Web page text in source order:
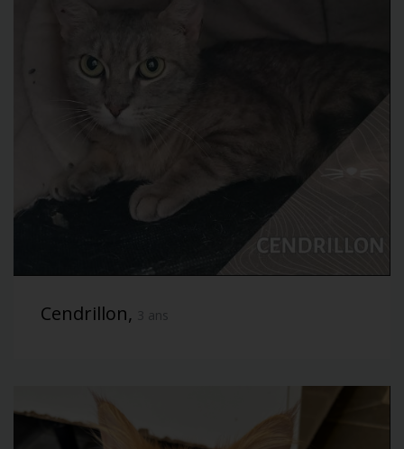
Cendrillon, 3 ans